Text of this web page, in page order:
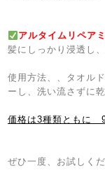
アルタイムリペア
髪にしっかり浸透し
使用方法、、タオル
ーし、洗い流さずに
価格は3種類ともに
ぜひ一度、お試しく